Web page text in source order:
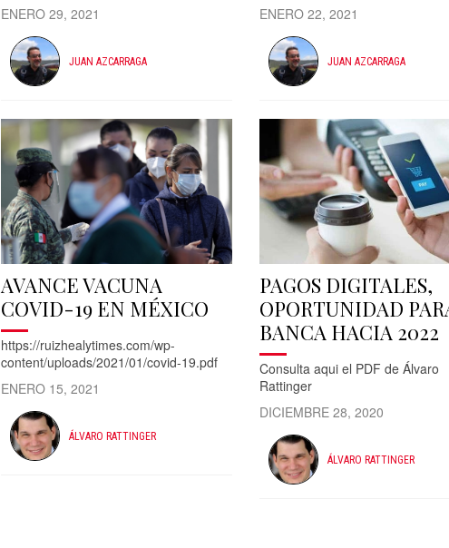
ENERO 29, 2021
JUAN AZCARRAGA
ENERO 22, 2021
JUAN AZCARRAGA
AVANCE VACUNA
COVID-19 EN MÉXICO
https://ruizhealytimes.com/wp-
content/uploads/2021/01/covid-19.pdf
ENERO 15, 2021
ÁLVARO RATTINGER
PAGOS DIGITALES,
OPORTUNIDAD
BANCA HACIA 2022
Consulta aqui el PDF de Álvaro
Rattinger
DICIEMBRE 28, 2020
ÁLVARO RATTINGER